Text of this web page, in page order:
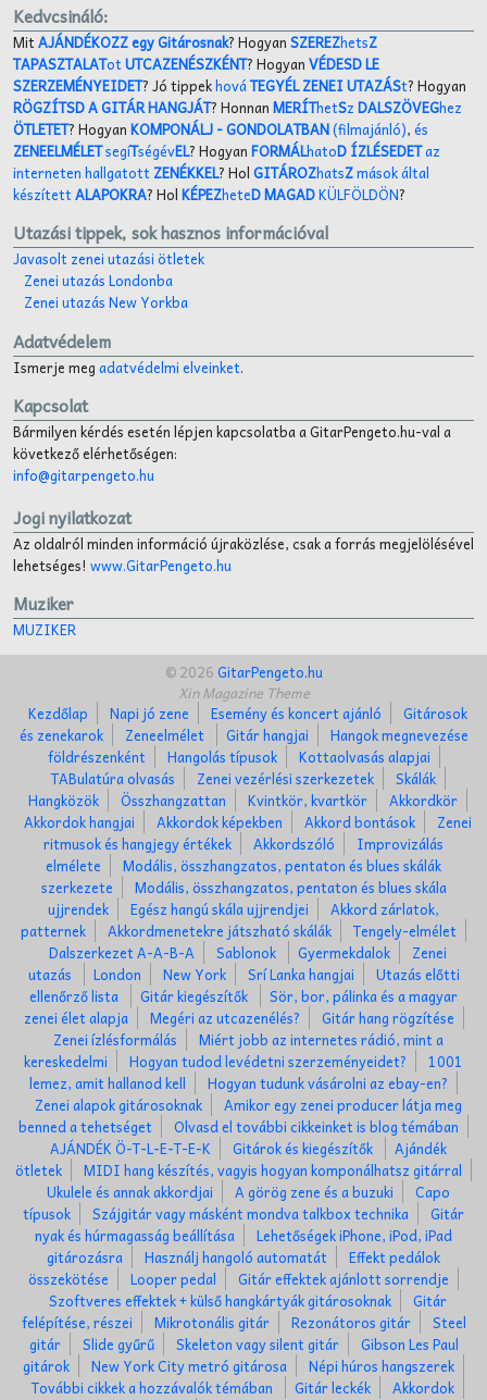
Kedvcsináló:
MitAJÁNDÉKOZZ egy Gitárosnak? HogyanSZEREZhetsZ
TAPASZTALATotUTCAZENÉSZKÉNT? HogyanVÉDESD LE
SZERZEMÉNYEIDET? Jó tippekhováTEGYÉL ZENEI UTAZÁSt? Hogyan
RÖGZÍTSD A GITÁR HANGJÁT? HonnanMERÍThetSzDALSZÖVEGhez
ÖTLETET? HogyanKOMPONÁLJ- GONDOLATBAN(filmajánló),és
ZENEELMÉLETsegíTségévEL? HogyanFORMÁLhatoD ÍZLÉSEDETaz
interneten hallgatott ZENÉKKEL? HolGITÁROZhatsZmások által
készítettALAPOKRA? HolKÉPEZheteD MAGADKÜLFÖLDÖN?
Utazási tippek, sok hasznos információval
Javasolt zenei utazási ötletek
Zenei utazás Londonba
Zenei utazás New Yorkba
Adatvédelem
Ismerje megadatvédelmi elveinket.
Kapcsolat
Bármilyen kérdés esetén lépjen kapcsolatba a GitarPengeto.hu-val a
következő elérhetőségen:
info@gitarpengeto.hu
Jogi nyilatkozat
Az oldalról minden információ újraközlése, csak a forrás megjelölésével
lehetséges! www.GitarPengeto.hu
Muziker
MUZIKER
© 2026GitarPengeto.hu
Xin Magazine Theme
Kezdőlap
Napi jó zene Esemény és koncert ajánló
Gitárosok
és zenekarok
Zeneelmélet Gitár hangjai
Hangok megnevezése
földrészenként
Hangolás típusok
Kottaolvasás alapjai
TABulatúra olvasás
Zenei vezérlési szerkezetek
Skálák
Hangközök
Összhangzattan Kvintkör, kvartkör
Akkordkör
Akkordok hangjai
Akkordok képekben Akkord bontások
Zenei
ritmusok és hangjegy értékek
Akkordszóló
Improvizálás
elmélete
Modális, összhangzatos, pentaton és blues skálák
szerkezete
Modális, összhangzatos, pentaton és blues skála
ujjrendek
Egész hangú skála ujjrendjei
Akkord zárlatok,
patternek
Akkordmenetekre játszható skálák
Tengely-elmélet
Dalszerkezet A-A-B-A
Sablonok Gyermekdalok
Zenei
utazás
London New York Srí Lanka hangjai
Utazás előtti
ellenőrző lista
Gitár kiegészítők
Sör, bor, pálinka és a magyar
zenei élet alapja
Megéri az utcazenélés?
Gitár hang rögzítése
Zenei ízlésformálás
Miért jobb az internetes rádió, mint a
kereskedelmi
Hogyan tudod levédetni szerzeményeidet?
1001
lemez, amit hallanod kell
Hogyan tudunk vásárolni az ebay-en?
Zenei alapok gitárosoknak
Amikor egy zenei producer látja meg
benned a tehetséget
Olvasd el további cikkeinket is blog témában
AJÁNDÉK Ö-T-L-E-T-E-K
Gitárok és kiegészítők
Ajándék
ötletek
MIDI hang készítés, vagyis hogyan komponálhatsz gitárral
Ukulele és annak akkordjai
A görög zene és a buzuki
Capo
típusok
Szájgitár vagy másként mondva talkbox technika
Gitár
nyak és húrmagasság beállítása
Lehetőségek iPhone, iPod, iPad
gitározásra
Használj hangoló automatát
Effekt pedálok
összekötése
Looper pedal
Gitár effektek ajánlott sorrendje
Szoftveres effektek + külső hangkártyák gitárosoknak
Gitár
felépítése, részei
Mikrotonális gitár Rezonátoros gitár
Steel
gitár
Slide gyűrű Skeleton vagy silent gitár
Gibson Les Paul
gitárok
New York City metró gitárosa
Népi húros hangszerek
További cikkek a hozzávalók témában
Gitár leckék
Akkordok